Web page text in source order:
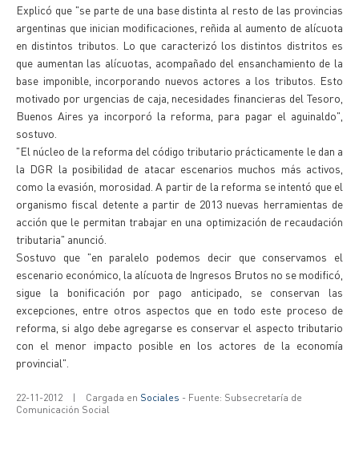
Explicó que "se parte de una base distinta al resto de las provincias
argentinas que inician modificaciones, reñida al aumento de alícuota
en distintos tributos. Lo que caracterizó los distintos distritos es
que aumentan las alícuotas, acompañado del ensanchamiento de la
base imponible, incorporando nuevos actores a los tributos. Esto
motivado por urgencias de caja, necesidades financieras del Tesoro,
Buenos Aires ya incorporó la reforma, para pagar el aguinaldo",
sostuvo.
"El núcleo de la reforma del código tributario prácticamente le dan a
la DGR la posibilidad de atacar escenarios muchos más activos,
como la evasión, morosidad. A partir de la reforma se intentó que el
organismo fiscal detente a partir de 2013 nuevas herramientas de
acción que le permitan trabajar en una optimización de recaudación
tributaria" anunció.
Sostuvo que "en paralelo podemos decir que conservamos el
escenario económico, la alícuota de Ingresos Brutos no se modificó,
sigue la bonificación por pago anticipado, se conservan las
excepciones, entre otros aspectos que en todo este proceso de
reforma, si algo debe agregarse es conservar el aspecto tributario
con el menor impacto posible en los actores de la economía
provincial".
22-11-2012 | Cargada en Sociales - Fuente: Subsecretaría de
Comunicación Social